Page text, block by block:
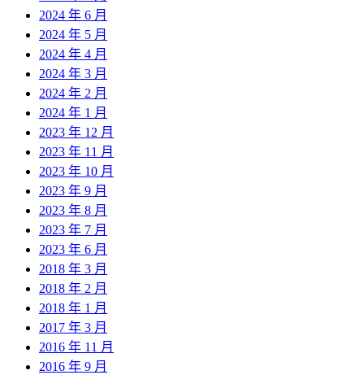
2024 年 6 月
2024 年 5 月
2024 年 4 月
2024 年 3 月
2024 年 2 月
2024 年 1 月
2023 年 12 月
2023 年 11 月
2023 年 10 月
2023 年 9 月
2023 年 8 月
2023 年 7 月
2023 年 6 月
2018 年 3 月
2018 年 2 月
2018 年 1 月
2017 年 3 月
2016 年 11 月
2016 年 9 月